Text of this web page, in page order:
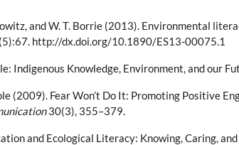
and W. T. Borrie (2013). Environmental
http://dx.doi.org/10.1890/ES13-00075.1
Indigenous Knowledge, Environment, and our
(2009). Fear Won’t Do It: Promoting Positive
30(3), 355–379.
and Ecological Literacy: Knowing, Caring,